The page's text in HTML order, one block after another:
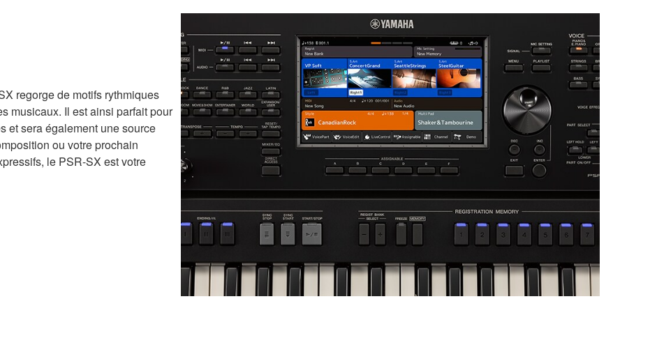
regorge de motifs rythmiques
musicaux. Il est ainsi parfait pour
et sera également une source
ou votre prochain
le PSR-SX est votre